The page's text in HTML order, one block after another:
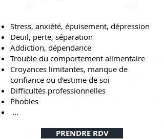
Stress, anxiété, épuisement, dépression
Deuil, perte, séparation
Addiction, dépendance
Trouble du comportement alimentaire
Croyances limitantes, manque de
confiance ou d'estime de soi
Difficultés professionnelles
Phobies
...
PRENDRE RDV